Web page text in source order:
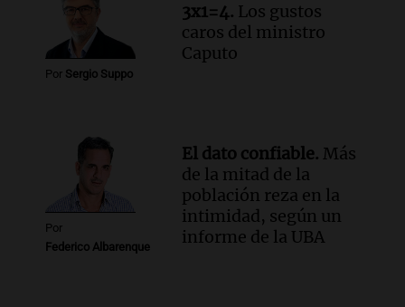
Por Sergio Suppo
3x1=4. Los gustos
caros del ministro
Caputo
Por
Federico Albarenque
El dato confiable. Más
de la mitad de la
población reza en la
intimidad, según un
informe de la UBA